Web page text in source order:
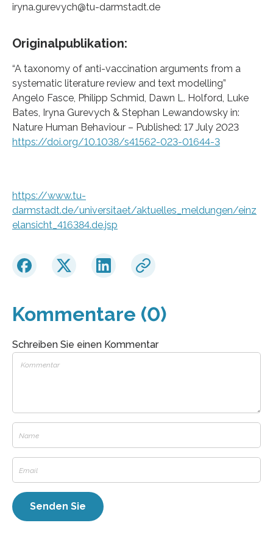
iryna.gurevych@tu-darmstadt.de
Originalpublikation:
“A taxonomy of anti-vaccination arguments from a
systematic literature review and text modelling”
Angelo Fasce, Philipp Schmid, Dawn L. Holford, Luke
Bates, Iryna Gurevych & Stephan Lewandowsky in:
Nature Human Behaviour – Published: 17 July 2023
https://doi.org/10.1038/s41562-023-01644-3
https://www.tu-
darmstadt.de/universitaet/aktuelles_meldungen/einz
elansicht_416384.de.jsp
Kommentare (0)
Schreiben Sie einen Kommentar